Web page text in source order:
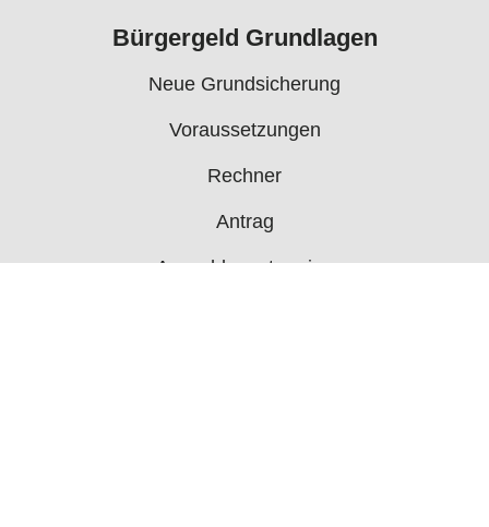
Bürgergeld Grundlagen
Neue Grundsicherung
Voraussetzungen
Rechner
Antrag
Auszahlungstermine